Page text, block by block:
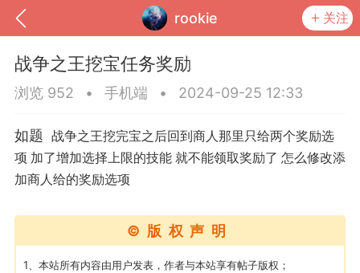
rookie 关注
我的钱包 道具 排行榜
战争之王挖宝任务奖励
浏览 952 • 手机端 • 2024-09-25 12:33
如题 战争之王挖完宝之后回到商人那里只给两个奖励选
项 加了增加选择上限的技能 就不能领取奖励了 怎么修改添
加商人给的奖励选项
©版权声明
1、本站所有内容由用户发表，作者与本站享有帖子版权；